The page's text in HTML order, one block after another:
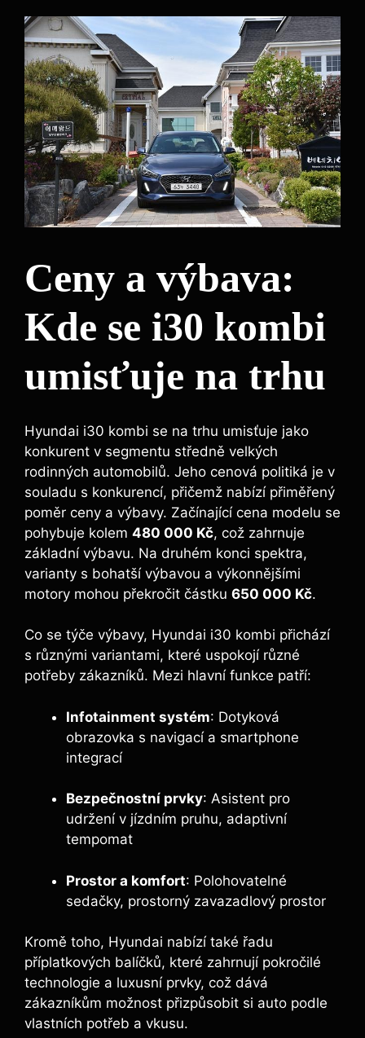
Ceny a výbava:
Kde se i30 kombi
umisťuje na trhu
Hyundai i30 kombi se na trhu umisťuje jako
konkurent v segmentu středně velkých
rodinných automobilů. Jeho cenová politiká je v
souladu s konkurencí, přičemž nabízí přiměřený
poměr ceny a výbavy. Začínající cena modelu se
pohybuje kolem 480 000 Kč, což zahrnuje
základní výbavu. Na druhém konci spektra,
varianty s bohatší výbavou a výkonnějšími
motory mohou překročit částku 650 000 Kč.
Co se týče výbavy, Hyundai i30 kombi přichází
s různými variantami, které uspokojí různé
potřeby zákazníků. Mezi hlavní funkce patří:
Infotainment systém: Dotyková
obrazovka s navigací a smartphone
integrací
Bezpečnostní prvky: Asistent pro
udržení v jízdním pruhu, adaptivní
tempomat
Prostor a komfort: Polohovatelné
sedačky, prostorný zavazadlový prostor
Kromě toho, Hyundai nabízí také řadu
příplatkových balíčků, které zahrnují pokročilé
technologie a luxusní prvky, což dává
zákazníkům možnost přizpůsobit si auto podle
vlastních potřeb a vkusu.